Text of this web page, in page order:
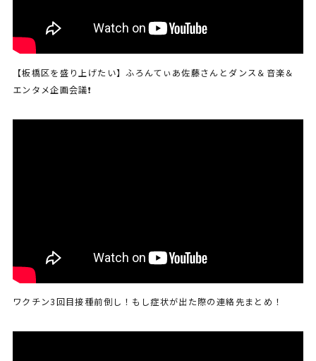
【板橋区を盛り上げたい】ふろんてぃあ佐藤さんとダンス＆音楽＆
エンタメ企画会議❗
ワクチン3回目接種前倒し！もし症状が出た際の連絡先まとめ！